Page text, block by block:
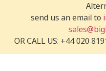
send us an email to
OR CALL US: +44 020